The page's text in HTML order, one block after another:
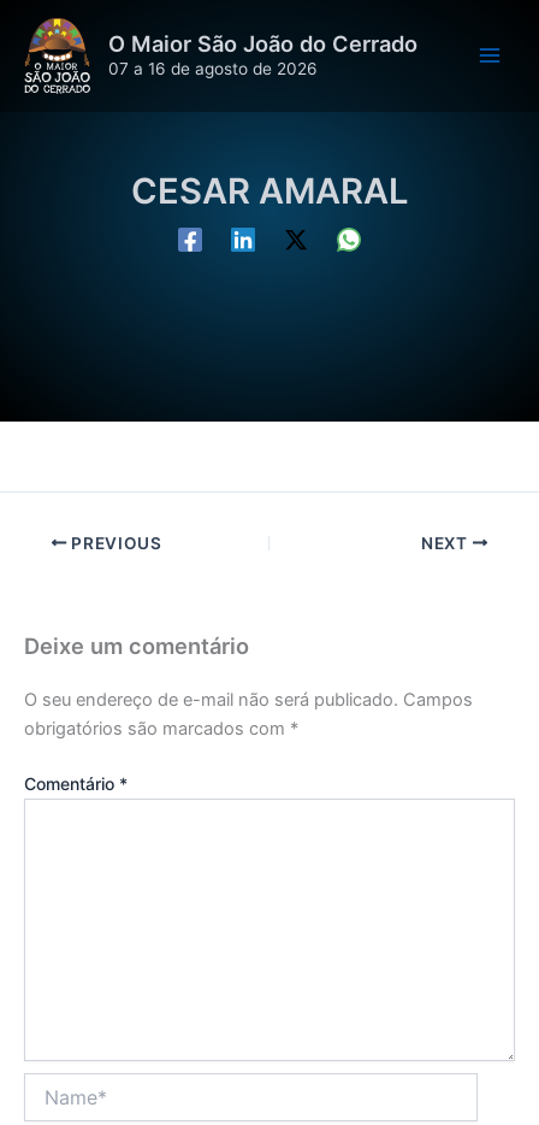
para
conteúdo
O Maior São João do Cerrado
07 a 16 de agosto de 2026
CESAR AMARAL
PREVIOUS NEXT
Deixe um comentário
O seu endereço de e-mail não será publicado. Campos
obrigatórios são marcados com *
Comentário *